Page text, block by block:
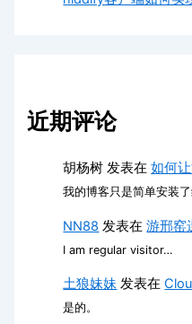
近期评论
胡杨树 发表在如何
我的博客只是简单安装
NN88 发表在游邢窑
I am regular visitor…
土狼妹妹 发表在
是的。